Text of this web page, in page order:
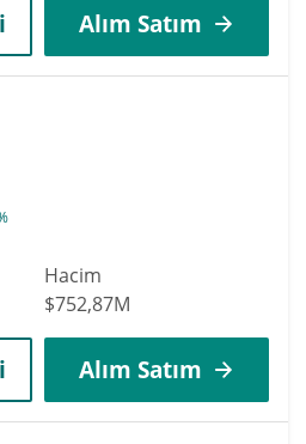
Alım Satım
Hacim
$752,87M
Alım Satım